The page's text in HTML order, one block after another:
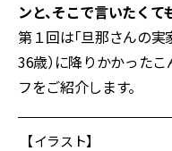
ンと、そこで言いたく
第１回は「旦那さんの実
36歳）に降りかかった
フをご紹介します。
【イラスト】